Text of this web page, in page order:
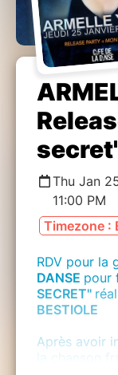
Thu Jan
11:00 PM
Timezone :
RDV pour la
DANSE pour
SECRET"
BESTIOLE
Après avoir
la chanson